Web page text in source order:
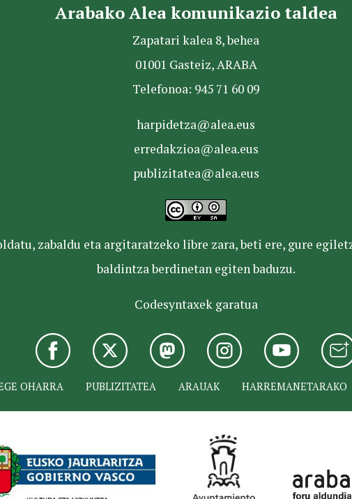
Arabako Alea komunikazio taldea
Zapatari kalea 8, behea
01001 Gasteiz, ARABA
Telefonoa: 945 71 60 09
harpidetza@alea.eus
erredakzioa@alea.eus
publizitatea@alea.eus
zabaldu eta argitaratzeko libre zara, beti ere, gure
baldintza berdinetan egiten baduzu.
Codesyntaxek garatua
OHARRA PUBLIZITATEA ARAUAK HARREMANETARAKO